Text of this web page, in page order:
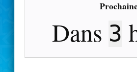
Dans 3